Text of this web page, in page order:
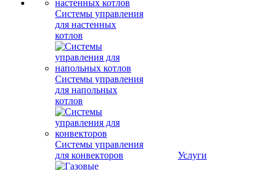
Системы управления
для настенных
котлов
Системы управления
для напольных
котлов
Системы управления
для конвекторов
Услуги